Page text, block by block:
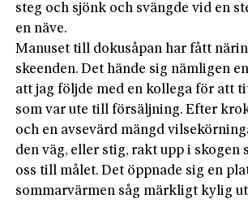
steg och sjönk och svängde vid en
en näve.
Manuset till dokusåpan har fått
skeenden. Det hände sig nämligen
att jag följde med en kollega för att
som var ute till försäljning. Efter
och en avsevärd mängd
den väg, eller stig, rakt upp i skogen
oss till målet. Det öppnade sig en
sommarvärmen såg märkligt kylig